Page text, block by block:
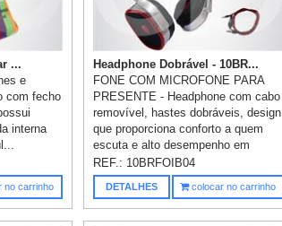
...
e
com fecho
interna
no carrinho
Headphone Dobrável - 10BR...
FONE COM MICROFONE PARA
PRESENTE - Headphone com cabo
removível, hastes dobráveis, design
que proporciona conforto a quem
escuta e alto desempenho em
grave...
REF.: 10BRFOIB04
DETALHES colocar no carrinho